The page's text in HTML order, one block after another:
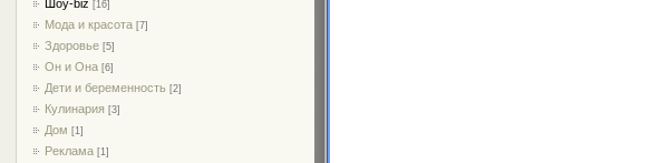
Шоу-biz [16]
Мода и красота [7]
Здоровье [5]
Он и Она [6]
Дети и беременность [2]
Кулинария [3]
Дом [1]
Реклама [1]